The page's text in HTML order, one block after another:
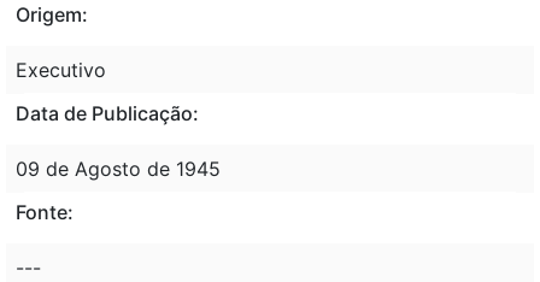
Origem:
Executivo
Data de Publicação:
09 de Agosto de 1945
Fonte:
---